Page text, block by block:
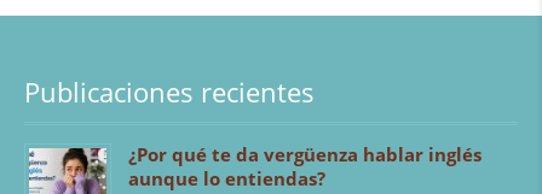
Publicaciones recientes
¿Por qué te da vergüenza hablar inglés
aunque lo entiendas?